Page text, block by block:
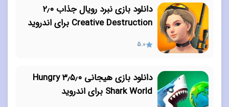
دانلود بازی نبرد رویال جذاب ۲٫۰
Creative Destruction برای اندروید
5.0
دانلود بازی هیجانی ۳٫۵٫۰ Hungry
Shark World برای اندروید